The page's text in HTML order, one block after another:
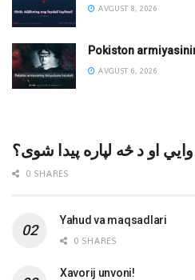
AVGUST 8, 2026
Pokiston
AVGUST 6, 2026
او د څه لپاره پیدا شوی؟
0 SHARES
Yahud va maqsadlari
0 SHARES
Xavorij unvoni!